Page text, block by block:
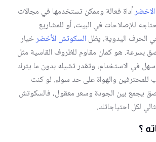
أداة فعالة وممكن تستخدمها في مجالات
للإصلاحات في البيت، أو للمشاريع
الحرف اليدوية، يظل السكوتش الأخضرخيار
بسرعة. هو كمان مقاوم للظروف القاسية مثل
في الاستخدام، وتقدر تشيله بدون ما يترك
للمحترفين والهواة على حد سواء. لو كنت
يجمع بين الجودة وسعر معقول، فالسكوتش
لكل احتياجاتك.
؟